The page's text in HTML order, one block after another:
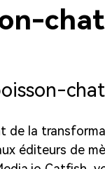
chat
de la
éditeurs de